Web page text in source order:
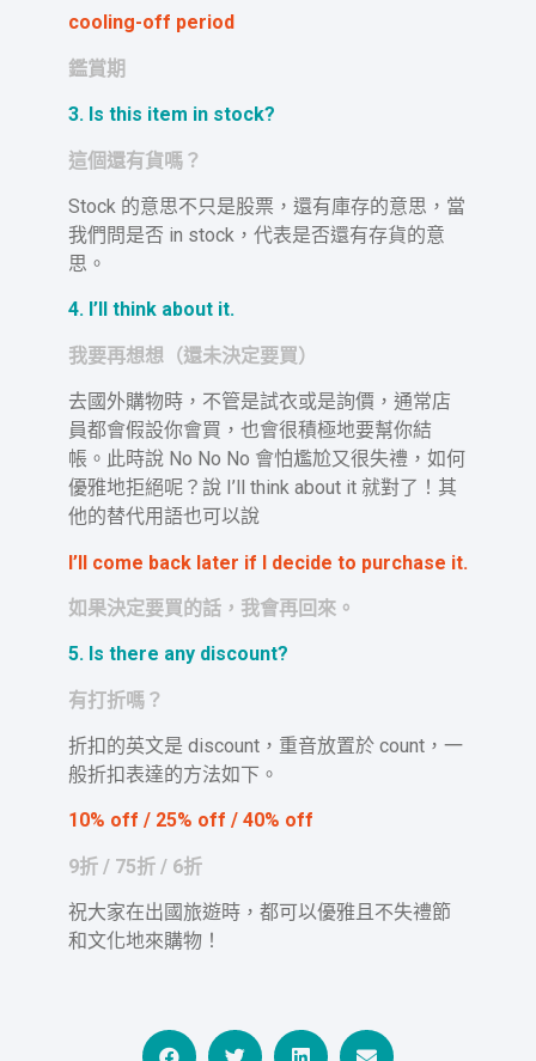
cooling-off period
鑑賞期
3. Is this item in stock?
這個還有貨嗎？
Stock 的意思不只是股票，還有庫存的意思，當
我們問是否 in stock，代表是否還有存貨的意
思。
4. I’ll think about it.
我要再想想（還未決定要買）
去國外購物時，不管是試衣或是詢價，通常店
員都會假設你會買，也會很積極地要幫你結
帳。此時說 No No No 會怕尷尬又很失禮，如何
優雅地拒絕呢？說 I’ll think about it 就對了！其
他的替代用語也可以說
I’ll come back later if I decide to purchase it.
如果決定要買的話，我會再回來。
5. Is there any discount?
有打折嗎？
折扣的英文是 discount，重音放置於 count，一
般折扣表達的方法如下。
10% off / 25% off / 40% off
9折 / 75折 / 6折
祝大家在出國旅遊時，都可以優雅且不失禮節
和文化地來購物！